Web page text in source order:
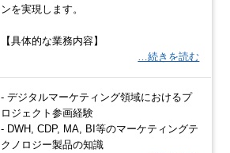
ンを実現します。
【具体的な業務内容】
…続きを読む
- デジタルマーケティング領域におけるプ
ロジェクト参画経験
- DWH, CDP, MA, BI等のマーケティングテ
クノロジー製品の知識